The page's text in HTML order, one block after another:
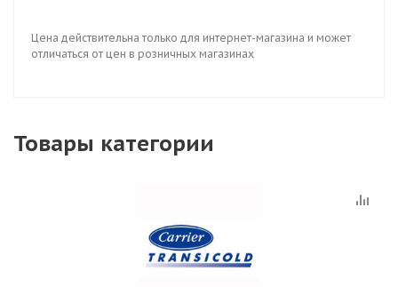
Цена действительна только для интернет-магазина и может
отличаться от цен в розничных магазинах
Товары категории